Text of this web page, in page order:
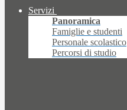
Servizi
Panoramica
Famiglie e studenti
Personale scolastico
Percorsi di studio